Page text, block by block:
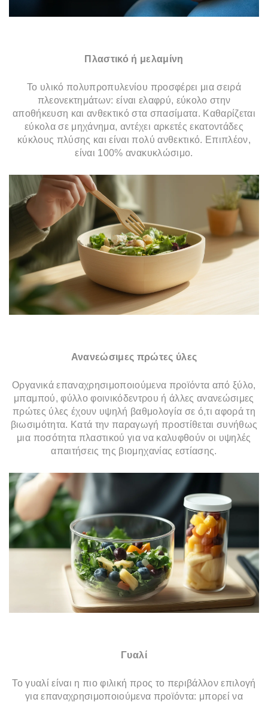
Πλαστικό ή μελαμίνη
Το υλικό πολυπροπυλενίου προσφέρει μια σειρά
πλεονεκτημάτων: είναι ελαφρύ, εύκολο στην
αποθήκευση και ανθεκτικό στα σπασίματα. Καθαρίζεται
εύκολα σε μηχάνημα, αντέχει αρκετές εκατοντάδες
κύκλους πλύσης και είναι πολύ ανθεκτικό. Επιπλέον,
είναι 100% ανακυκλώσιμο.
Ανανεώσιμες πρώτες ύλες
Οργανικά επαναχρησιμοποιούμενα προϊόντα από ξύλο,
μπαμπού, φύλλο φοινικόδεντρου ή άλλες ανανεώσιμες
πρώτες ύλες έχουν υψηλή βαθμολογία σε ό,τι αφορά τη
βιωσιμότητα. Κατά την παραγωγή προστίθεται συνήθως
μια ποσότητα πλαστικού για να καλυφθούν οι υψηλές
απαιτήσεις της βιομηχανίας εστίασης.
Γυαλί
Το γυαλί είναι η πιο φιλική προς το περιβάλλον επιλογή
για επαναχρησιμοποιούμενα προϊόντα: μπορεί να